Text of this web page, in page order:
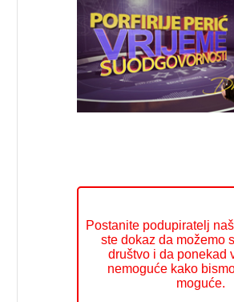
Postanite podupiratelj
ste dokaz da možemo
društvo i da ponekad
nemoguće kako
moguće.